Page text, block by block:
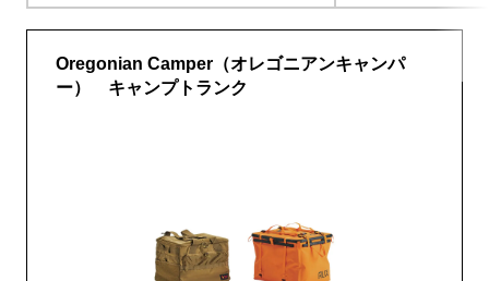
Oregonian Camper（オレゴニアンキャンパ
ー） キャンプトランク